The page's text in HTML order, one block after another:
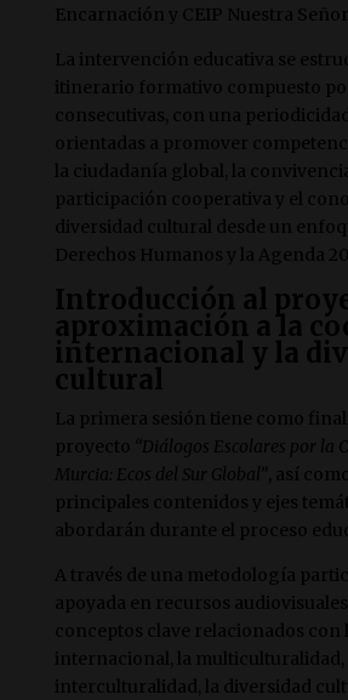
Encarnación y CEIP Nuestra
La intervención educativa se
itinerario formativo compuesto
consecutivas, con una periodicidad
orientadas a promover
la ciudadanía global, la
participación cooperativa y el
diversidad cultural desde un
Derechos Humanos y la Agenda
Introducción al
aproximación a la
internacional y la
cultural
La primera sesión tiene como
proyecto “Diálogos Escolares por la
Murcia: Ecos del Sur Global” , así
principales contenidos y ejes
abordarán durante el proceso
A través de una metodología
apoyada en recursos
conceptos clave relacionados con
internacional, la multiculturalidad,
interculturalidad, la diversidad